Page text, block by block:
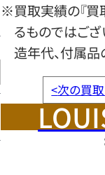
※買取実績の『買
るものではござ
造年代、付属品
<次の買